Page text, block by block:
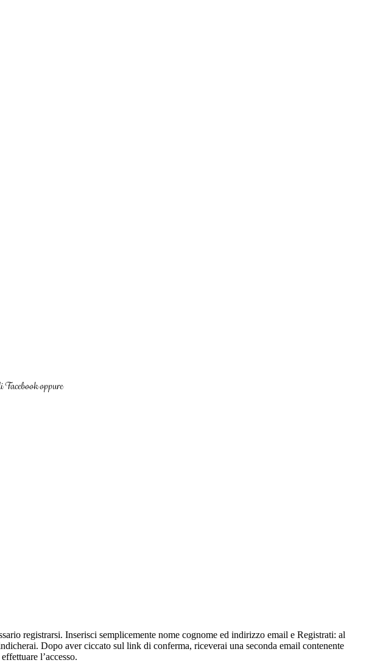
Facebook oppure
registrarsi. Inserisci semplicemente nome cognome ed indirizzo email e Registrati: al
Dopo aver ciccato sul link di conferma, riceverai una seconda email contenente
l’accesso.